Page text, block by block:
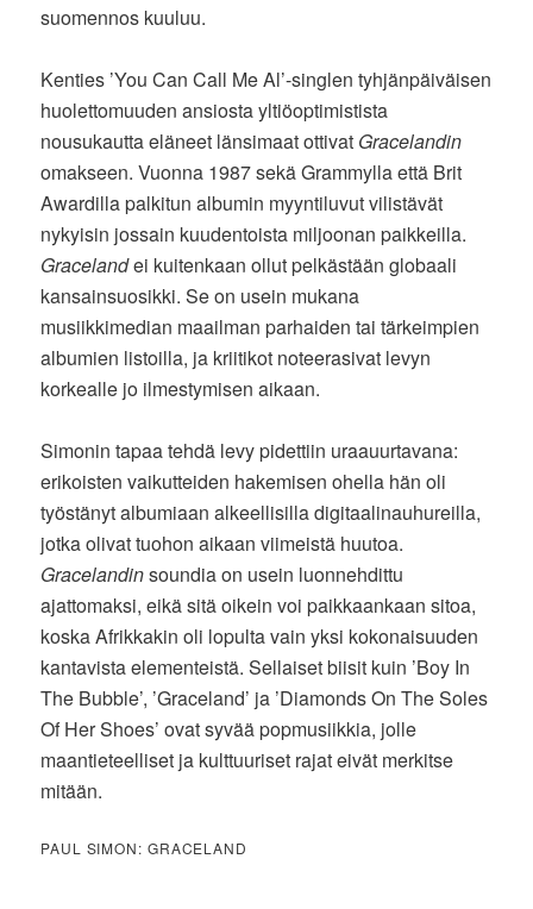
suomennos kuuluu.
Kenties ’You Can Call Me Al’-singlen tyhjänpäiväisen
huolettomuuden ansiosta yltiöoptimistista
nousukautta eläneet länsimaat ottivat Gracelandin
omakseen. Vuonna 1987 sekä Grammylla että Brit
Awardilla palkitun albumin myyntiluvut vilistävät
nykyisin jossain kuudentoista miljoonan paikkeilla.
Gracelandei kuitenkaan ollut pelkästään globaali
kansainsuosikki. Se on usein mukana
musiikkimedian maailman parhaiden tai tärkeimpien
albumien listoilla, ja kriitikot noteerasivat levyn
korkealle jo ilmestymisen aikaan.
Simonin tapaa tehdä levy pidettiin uraauurtavana:
erikoisten vaikutteiden hakemisen ohella hän oli
työstänyt albumiaan alkeellisilla digitaalinauhureilla,
jotka olivat tuohon aikaan viimeistä huutoa.
Gracelandinsoundia on usein luonnehdittu
ajattomaksi, eikä sitä oikein voi paikkaankaan sitoa,
koska Afrikkakin oli lopulta vain yksi kokonaisuuden
kantavista elementeistä. Sellaiset biisit kuin ’Boy In
The Bubble’, ’Graceland’ ja ’Diamonds On The Soles
Of Her Shoes’ ovat syvää popmusiikkia, jolle
maantieteelliset ja kulttuuriset rajat eivät merkitse
mitään.
PAUL SIMON: GRACELAND